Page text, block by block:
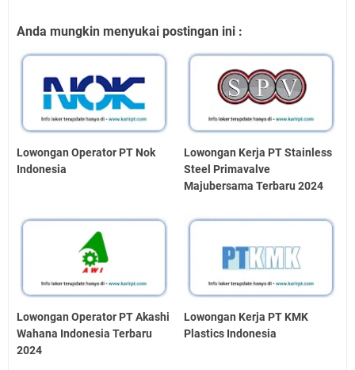
Anda mungkin menyukai postingan ini :
Lowongan Operator PT Nok
Indonesia
Lowongan Kerja PT Stainless
Steel Primavalve
Majubersama Terbaru 2024
Lowongan Operator PT Akashi
Wahana Indonesia Terbaru
2024
Lowongan Kerja PT KMK
Plastics Indonesia